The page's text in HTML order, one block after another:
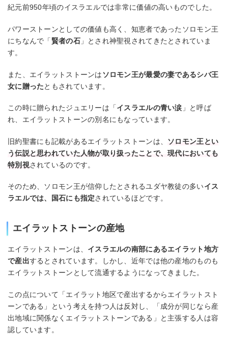
紀元前950年頃のイスラエルでは非常に価値の高いものでした。
パワーストーンとしての価値も高く、知恵者であったソロモン王
にちなんで「 賢者の石」とされ神聖視されてきたとされていま
す。
また、エイラットストーンは ソロモン王が最愛の妻であるシバ王
女に贈ったともされています。
この時に贈られたジュエリーは「イスラエルの青い涙 」と呼ば
れ、エイラットストーンの別名にもなっています。
旧約聖書にも記載があるエイラットストーンは、
ソロモン王とい
う伝説と思われていた人物が取り扱ったことで、現代においても
特別視されているのです。
そのため、ソロモン王が信仰したとされるユダヤ教徒の多いイス
ラエルでは、国石にも指定されているほどです。
エイラットストーンの産地
エイラットストーンは、 イスラエルの南部にあるエイラット地方
で産出するとされています。しかし、近年では他の産地のものも
エイラットストーンとして流通するようになってきました。
この点について「エイラット地区で産出するからエイラットスト
ーンである」という考えを持つ人は反対し、「成分が同じなら産
出地域に関係なくエイラットストーンである」と主張する人は容
認しています。